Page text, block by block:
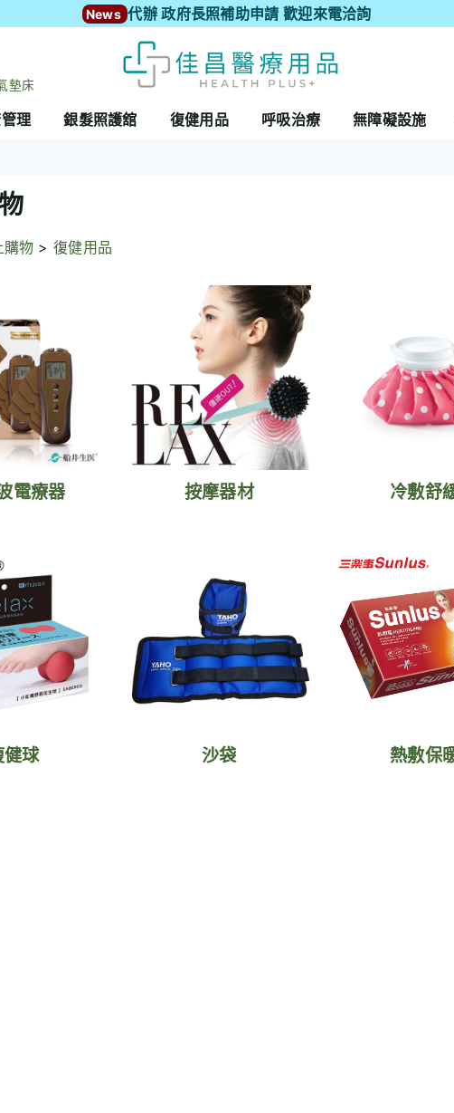
News 代辦 政府長照補助申請 歡迎來電洽詢
墊床
理 銀髮照護舘 復健用品 呼吸治療 無障礙設施
購物 >復健用品
電療器 按摩器材 冷敷舒
健球 沙袋 熱敷保